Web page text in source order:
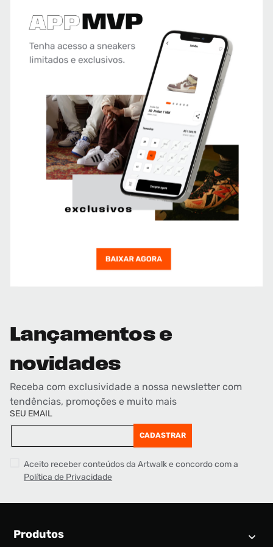
Lançamentos e
novidades
Receba com exclusividade a nossa newsletter com
tendências, promoções e muito mais
SEU EMAIL
CADASTRAR
Aceito receber conteúdos da Artwalk e concordo com a
Política de Privacidade
Produtos